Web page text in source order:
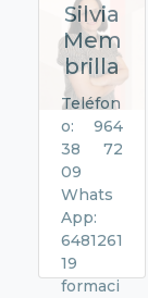
Silvia
Mem
brilla
Teléfon
o: 964
38 72
09
Whats
App:
6481261
19
formaci